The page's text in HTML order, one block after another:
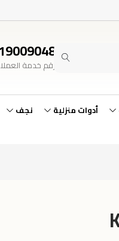
رقم خدمة
أدوات منزلية نجف